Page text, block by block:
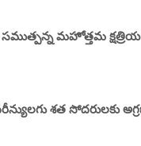
మహోత్తమ
శత సోదరులకు